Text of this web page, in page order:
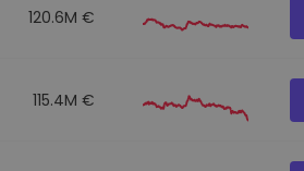
120.6M €
115.4M €